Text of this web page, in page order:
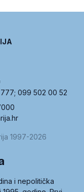
099 502 00 52
1997-2026
i nepolitička